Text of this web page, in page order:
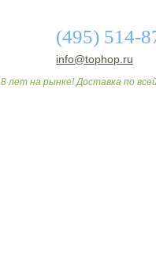
(495) 514-
info@tophop.ru
8 лет на рынке! Доставка по